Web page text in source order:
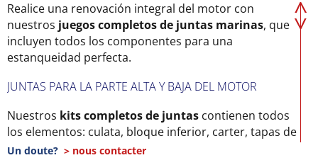
Realice una renovación integral del motor con
nuestros juegos completos de juntas marinas, que
incluyen todos los componentes para una
estanqueidad perfecta.
JUNTAS PARA LA PARTE ALTA Y BAJA DEL MOTOR
Nuestros kits completos de juntas contienen todos
los elementos: culata, bloque inferior, carter, tapas de
válvulas, para asegurar una reparación fiable.
Un doute? > nous contacter